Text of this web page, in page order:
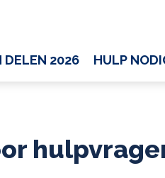
DELEN 2026 HULP